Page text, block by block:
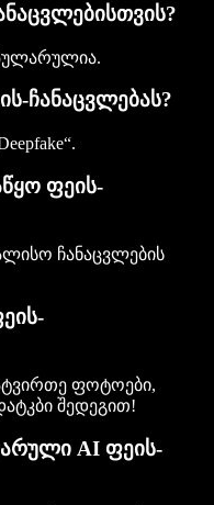
ჩანაცვლებას?
ფეის-
ჩანაცვლების
ფოტოები,
შედეგით!
AI ფეის-